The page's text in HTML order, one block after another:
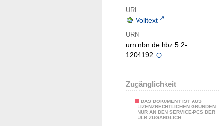
URL
Volltext
URN
urn:nbn:de:hbz:5:2-
1204192
Zugänglichkeit
DAS DOKUMENT IST AUS
LIZENZRECHTLICHEN GRÜNDEN
NUR AN DEN SERVICE-PCS DER
ULB ZUGÄNGLICH.